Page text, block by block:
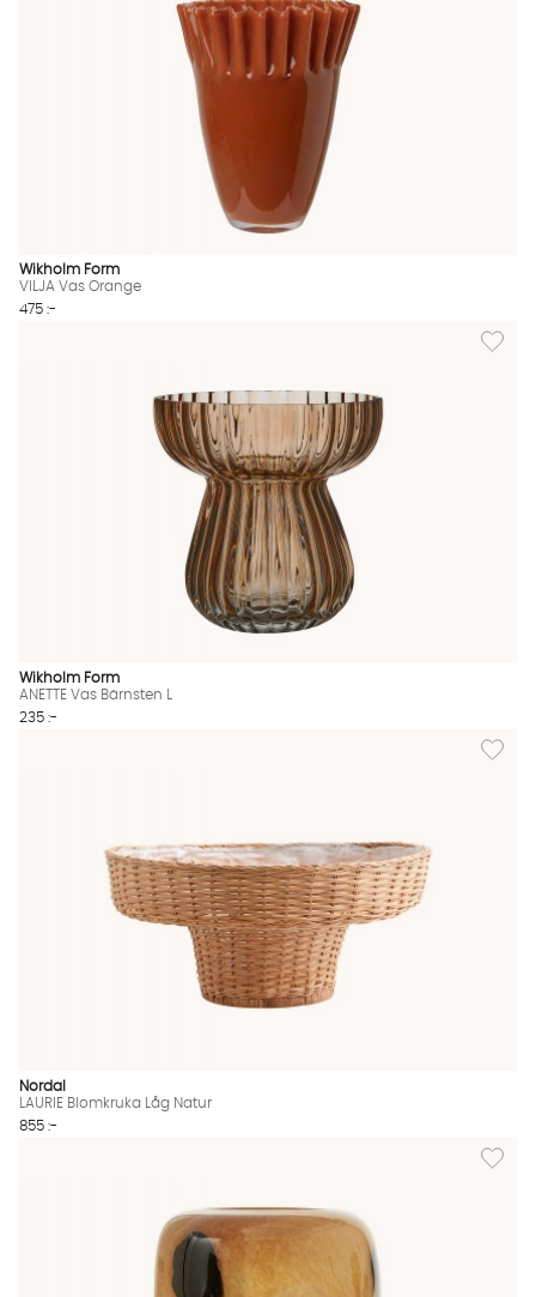
Wikholm Form
VILJA Vas Orange
475 :-
Lägg
Wikholm Form
ANETTE Vas Bärnsten L
235 :-
Lägg
Nordal
LAURIE Blomkruka Låg Natur
855 :-
Lägg till